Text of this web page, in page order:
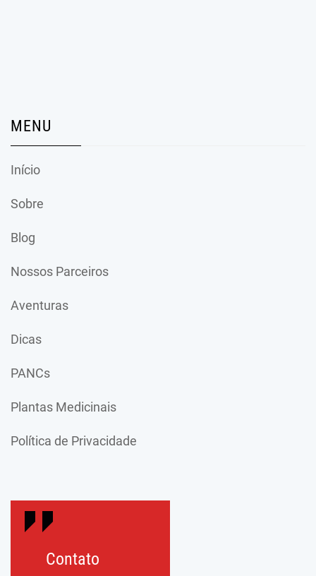
MENU
Início
Sobre
Blog
Nossos Parceiros
Aventuras
Dicas
PANCs
Plantas Medicinais
Política de Privacidade
Contato